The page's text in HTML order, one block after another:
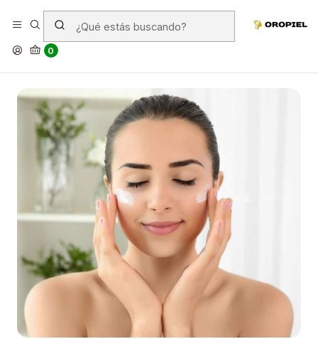
0
¿Qué es la cosmética orgánica?